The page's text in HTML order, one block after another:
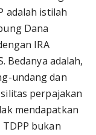
adalah istilah
Dana
IRA
Bedanya adalah,
undang dan
perpajakan
mendapatkan
bukan